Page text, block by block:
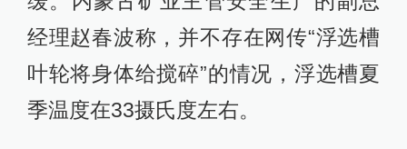
经理赵春波称，并不存在网传“浮选槽
叶轮将身体给搅碎”的情况，浮选槽夏
季温度在33摄氏度左右。